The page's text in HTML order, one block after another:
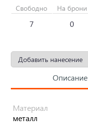
Свободно На брони
7 0
Описание
Материал
металл